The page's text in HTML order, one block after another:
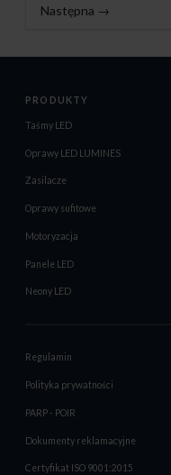
Następna →
PRODUKTY
Taśmy LED
Oprawy LED LUMINES
Zasilacze
Oprawy sufitowe
Motoryzacja
Panele LED
Neony LED
Regulamin
Polityka prywatności
PARP - POIR
Dokumenty reklamacyjne
Certyfikat ISO 9001:2015